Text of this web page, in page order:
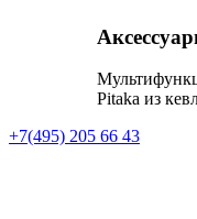
Pitaka из
+7(495) 205 66 43